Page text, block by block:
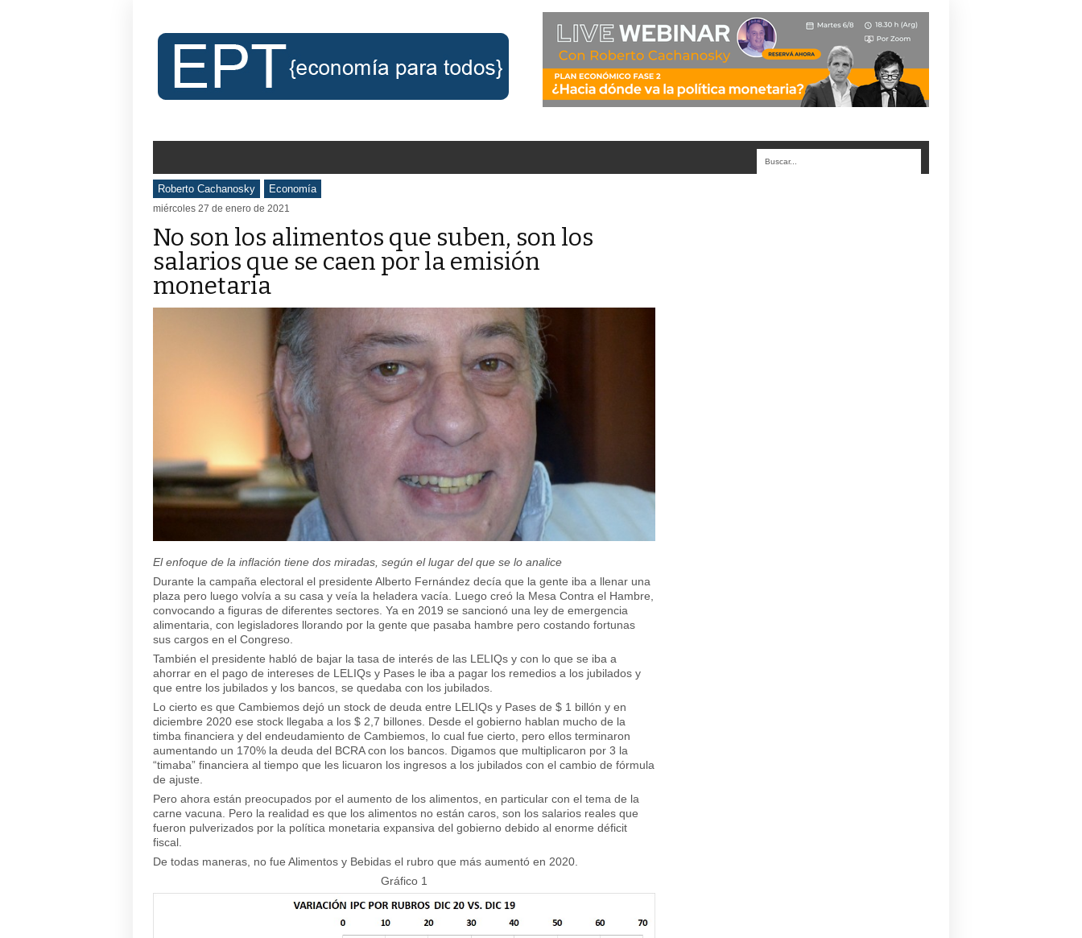
Roberto Cachanosky Economía
miércoles 27 de enero de 2021
No son los alimentos que suben, son los
salarios que se caen por la emisión
monetaria
El enfoque de la inflación tiene dos miradas, según el lugar del que se lo analice
Durante la campaña electoral el presidente Alberto Fernández decía que la gente iba a llenar una
plaza pero luego volvía a su casa y veía la heladera vacía. Luego creó la Mesa Contra el Hambre,
convocando a figuras de diferentes sectores. Ya en 2019 se sancionó una ley de emergencia
alimentaria, con legisladores llorando por la gente que pasaba hambre pero costando fortunas
sus cargos en el Congreso.
También el presidente habló de bajar la tasa de interés de las LELIQs y con lo que se iba a
ahorrar en el pago de intereses de LELIQs y Pases le iba a pagar los remedios a los jubilados y
que entre los jubilados y los bancos, se quedaba con los jubilados.
Lo cierto es que Cambiemos dejó un stock de deuda entre LELIQs y Pases de $ 1 billón y en
diciembre 2020 ese stock llegaba a los $ 2,7 billones. Desde el gobierno hablan mucho de la
timba financiera y del endeudamiento de Cambiemos, lo cual fue cierto, pero ellos terminaron
aumentando un 170% la deuda del BCRA con los bancos. Digamos que multiplicaron por 3 la
“timaba” financiera al tiempo que les licuaron los ingresos a los jubilados con el cambio de fórmula
de ajuste.
Pero ahora están preocupados por el aumento de los alimentos, en particular con el tema de la
carne vacuna. Pero la realidad es que los alimentos no están caros, son los salarios reales que
fueron pulverizados por la política monetaria expansiva del gobierno debido al enorme déficit
fiscal.
De todas maneras, no fue Alimentos y Bebidas el rubro que más aumentó en 2020.
Gráfico 1